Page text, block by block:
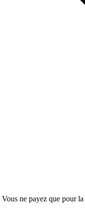
Vous ne payez que pour